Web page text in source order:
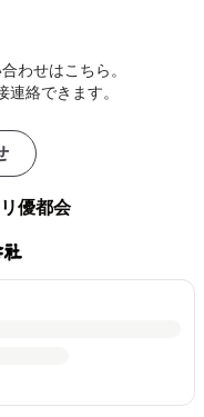
わせはこちら。
絡できます。
優都会